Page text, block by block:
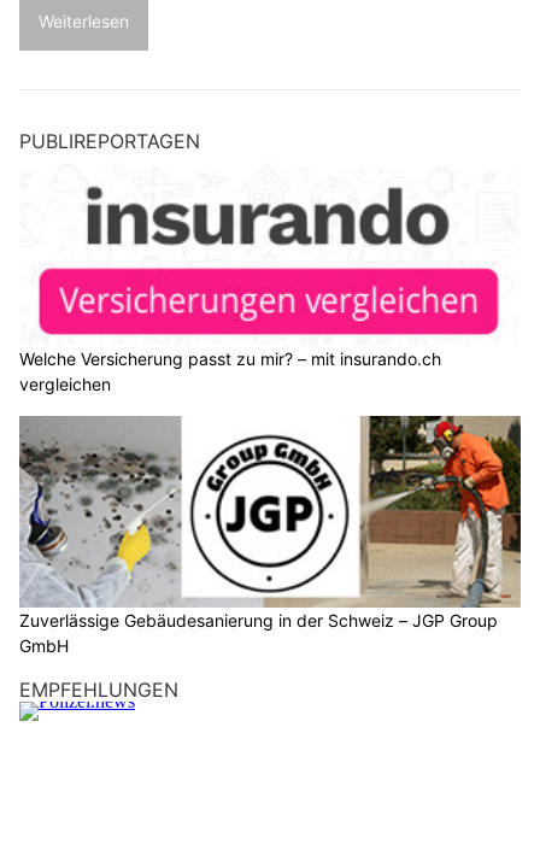
Weiterlesen
PUBLIREPORTAGEN
Welche Versicherung passt zu mir? – mit insurando.ch
vergleichen
Zuverlässige Gebäudesanierung in der Schweiz – JGP Group
GmbH
EMPFEHLUNGEN